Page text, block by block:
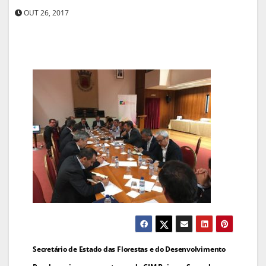
OUT 26, 2017
Navegação
Secretário de Estado das Florestas e do Desenvolvimento